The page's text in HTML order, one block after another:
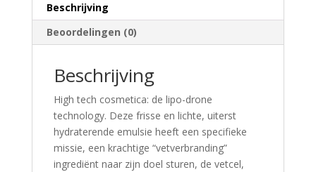
Beschrijving
Beoordelingen (0)
Beschrijving
High tech cosmetica: de lipo-drone
technology. Deze frisse en lichte, uiterst
hydraterende emulsie heeft een specifieke
missie, een krachtige “vetverbranding”
ingrediënt naar zijn doel sturen, de vetcel,